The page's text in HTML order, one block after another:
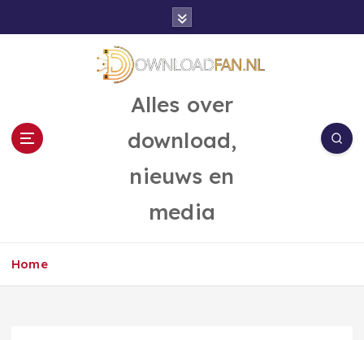
Alles over
download,
nieuws en
media
Home